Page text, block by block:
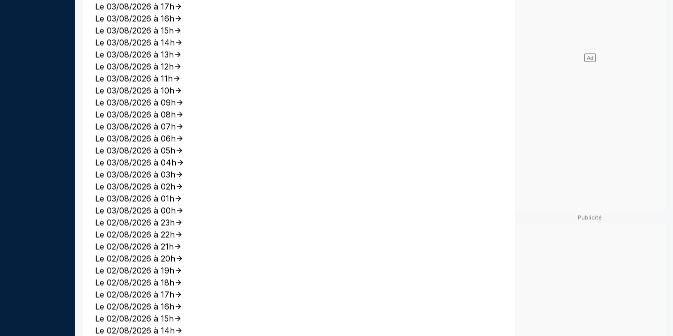
Le 03/08/2026 à 17h
Le 03/08/2026 à 16h
Le 03/08/2026 à 15h
Le 03/08/2026 à 14h
Le 03/08/2026 à 13h
Le 03/08/2026 à 12h
Le 03/08/2026 à 11h
Le 03/08/2026 à 10h
Le 03/08/2026 à 09h
Le 03/08/2026 à 08h
Le 03/08/2026 à 07h
Le 03/08/2026 à 06h
Le 03/08/2026 à 05h
Le 03/08/2026 à 04h
Le 03/08/2026 à 03h
Le 03/08/2026 à 02h
Le 03/08/2026 à 01h
Le 03/08/2026 à 00h
Le 02/08/2026 à 23h
Le 02/08/2026 à 22h
Le 02/08/2026 à 21h
Le 02/08/2026 à 20h
Le 02/08/2026 à 19h
Le 02/08/2026 à 18h
Le 02/08/2026 à 17h
Le 02/08/2026 à 16h
Le 02/08/2026 à 15h
Le 02/08/2026 à 14h